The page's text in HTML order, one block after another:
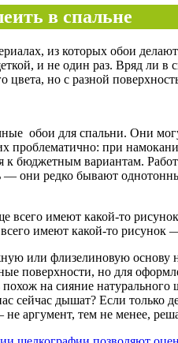
в спальне
из которых обои
и не один раз. Вряд ли в
цвета, но с разной
обои для спальни. Они
проблематично: при
к бюджетным вариантам.
— они редко бывают
имеют какой-то рисунок
или флизелиновую основу
поверхности, но для
на сияние натурального
сейчас дышат? Если только
аргумент, тем не менее,